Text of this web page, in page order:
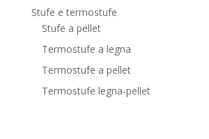
Stufe e termostufe
Stufe a pellet
Termostufe a legna
Termostufe a pellet
Termostufe legna-pellet